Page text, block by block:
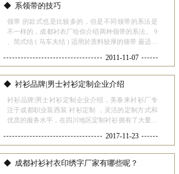
系领带的技巧
领带 的款式也是比较多的，但是不同领带的系法是
不一样的，成都衬衣厂给你介绍两种领带的系法。 9
、简式结 ( 马车夫结 ) 适用於质料较厚的领带 最适合
上往下翻转 并将折叠处隐藏於後方 待完成後可再调
2011-11-07
衬衫品牌|男士衬衫定制企业介绍
衬衫品牌|男士衬衫定制企业介绍，美泰来衬衫厂专
注于成都职业装西装 衬衫定制 ，灵活的定制方式和
优质的服务水平，在四川地区定制衬衫拥有了大量企
牌，供选择品牌衬衣定制参考。 1 开开 (中国名牌,中
2017-11-23
成都衬衫衬衣印绣字厂家有哪些呢？